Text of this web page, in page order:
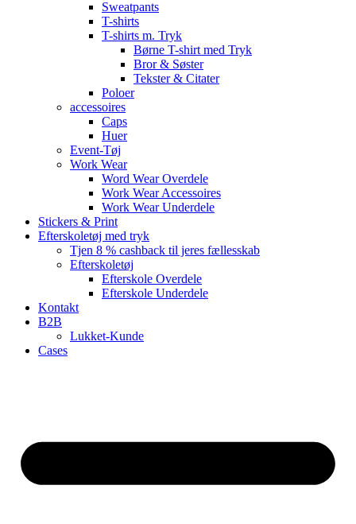
Sweatpants
T-shirts
T-shirts m. Tryk
Børne T-shirt med Tryk
Bror & Søster
Tekster & Citater
Poloer
accessoires
Caps
Huer
Event-Tøj
Work Wear
Word Wear Overdele
Work Wear Accessoires
Work Wear Underdele
Stickers & Print
Efterskoletøj med tryk
Tjen 8 % cashback til jeres fællesskab
Efterskoletøj
Efterskole Overdele
Efterskole Underdele
Kontakt
B2B
Lukket-Kunde
Cases